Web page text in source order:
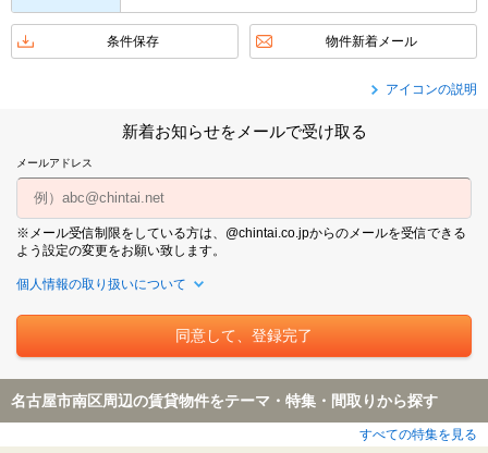
条件保存 物件新着メール
アイコンの説明
新着お知らせをメールで受け取る
メールアドレス
※メール受信制限をしている方は、@chintai.co.jpからのメールを受信できる
よう設定の変更をお願い致します。
個人情報の取り扱いについて
名古屋市南区周辺の賃貸物件をテーマ・特集・間取りから探す
すべての特集を見る